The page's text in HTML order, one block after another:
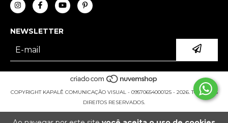
NEWSLETTER
COPYRIGHT KAPALÊ COMUNICAÇÃO VISUAL - 09570654000125 - 2026. TODOS OS
DIREITOS RESERVADOS.